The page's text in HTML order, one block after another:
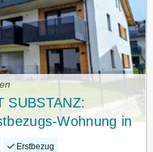
SUBSTANZ:
Wohnung in
Erstbezug